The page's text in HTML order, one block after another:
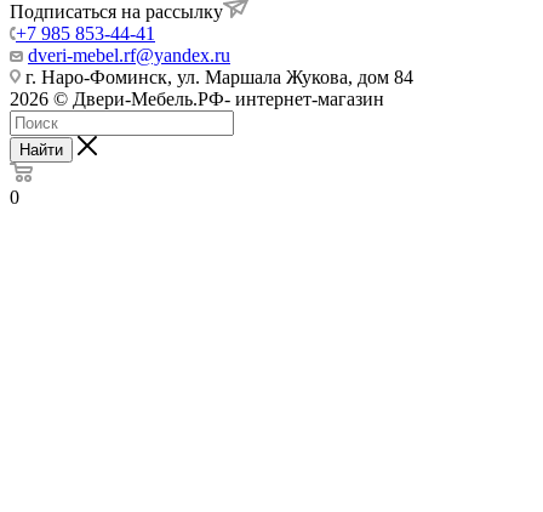
Подписаться на рассылку
+7 985 853-44-41
dveri-mebel.rf@yandex.ru
г. Наро-Фоминск, ул. Маршала Жукова, дом 84
2026 © Двери-Мебель.РФ- интернет-магазин
Найти
0